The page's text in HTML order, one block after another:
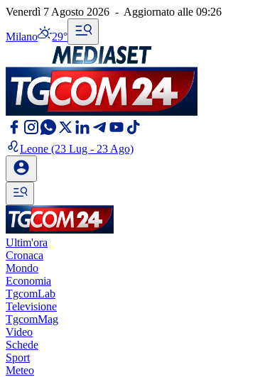
Venerdì 7 Agosto 2026 - Aggiornato alle 09:26
Milano 29°
Leone (23 Lug - 23 Ago)
Ultim'ora
Cronaca
Mondo
Economia
TgcomLab
Televisione
TgcomMag
Video
Schede
Sport
Meteo